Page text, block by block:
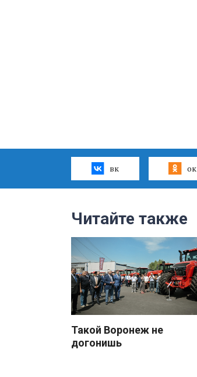
вк ок
Читайте также
Такой Воронеж не
догонишь